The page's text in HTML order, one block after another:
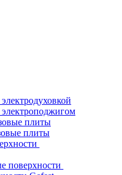
плиты
плиты
поверхности